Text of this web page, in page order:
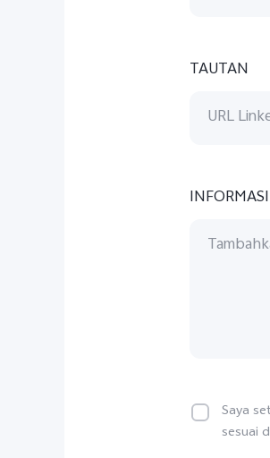
TAUTAN
Saya
sesuai